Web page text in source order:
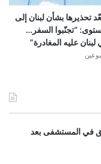
تحذيرها بشأن لبنان إلى
“تجنّبوا السفر…
عليه المغادرة”
في المستشفى بعد